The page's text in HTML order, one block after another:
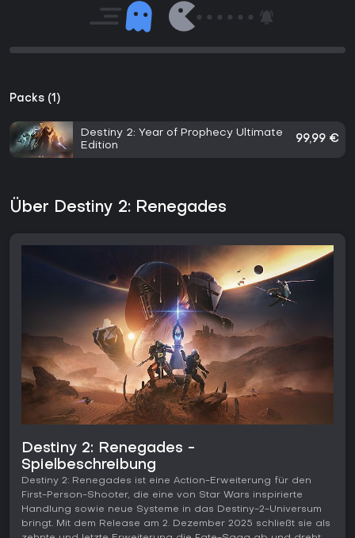
Packs (1)
Destiny 2: Year of Prophecy Ultimate
Edition
99,99 €
Über Destiny 2: Renegades
Destiny 2: Renegades -
Spielbeschreibung
Destiny 2: Renegades ist eine Action-Erweiterung für den
First-Person-Shooter, die eine von Star Wars inspirierte
Handlung sowie neue Systeme in das Destiny-2-Universum
bringt. Mit dem Release am 2. Dezember 2025 schließt sie als